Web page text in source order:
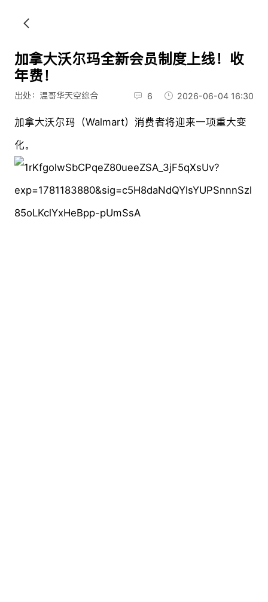
加拿大沃尔玛全新会员制度上线！收
年费！
出处：温哥华天空综合 6 2026-06-04 16:30
加拿大沃尔玛（Walmart）消费者将迎来一项重大变
化。